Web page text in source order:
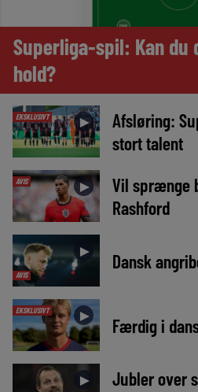
Superliga-spil: Kan
hold?
EKSKLUSIVT ►
Afsløring:
stort talent
AVIS ►
Vil sprænge
Rashford
AVIS
► Dansk
EKSKLUSIVT ► Færdig i
►
Jubler over